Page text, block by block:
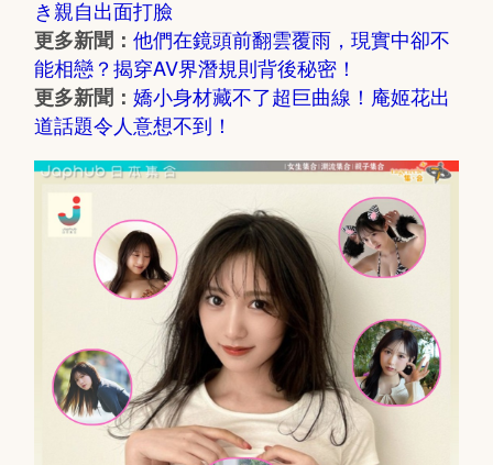
き親自出面打臉
更多新聞：他們在鏡頭前翻雲覆雨，現實中卻不
能相戀？揭穿AV界潛規則背後秘密！
更多新聞：嬌小身材藏不了超巨曲線！庵姬花出
道話題令人意想不到！